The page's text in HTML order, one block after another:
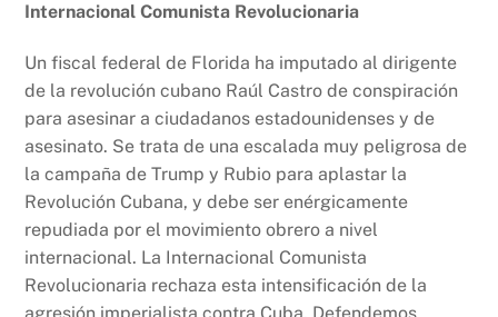
c
e
b
o
o
k
at
s
A
p
p
nt p
y
Li
n
k
Internacional Comunista Revolucionaria
Un fiscal federal de Florida ha imputado al dirigente
de la revolución cubano Raúl Castro de conspiración
para asesinar a ciudadanos estadounidenses y de
asesinato. Se trata de una escalada muy peligrosa de
la campaña de Trump y Rubio para aplastar la
Revolución Cubana, y debe ser enérgicamente
repudiada por el movimiento obrero a nivel
internacional. La Internacional Comunista
Revolucionaria rechaza esta intensificación de la